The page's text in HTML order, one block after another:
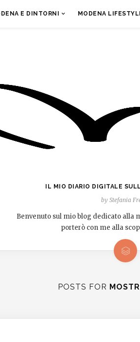
E DINTORNI MODENA
IL MIO DIARIO DIGITALE
by Stefania
Benvenuto sul mio blog dedicato alla
porterò con me alla
POSTS FOR